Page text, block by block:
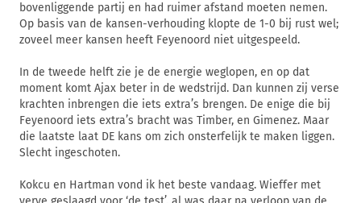
bovenliggende partij en had ruimer afstand moeten nemen.
Op basis van de kansen-verhouding klopte de 1-0 bij rust wel;
zoveel meer kansen heeft Feyenoord niet uitgespeeld.
In de tweede helft zie je de energie weglopen, en op dat
moment komt Ajax beter in de wedstrijd. Dan kunnen zij verse
krachten inbrengen die iets extra’s brengen. De enige die bij
Feyenoord iets extra’s bracht was Timber, en Gimenez. Maar
die laatste laat DE kans om zich onsterfelijk te maken liggen.
Slecht ingeschoten.
Kokcu en Hartman vond ik het beste vandaag. Wieffer met